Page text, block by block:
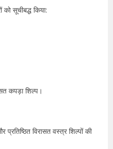
को सूचीबद्ध किया:
कपड़ा शिल्प।
विरासत वस्त्र शिल्पों की